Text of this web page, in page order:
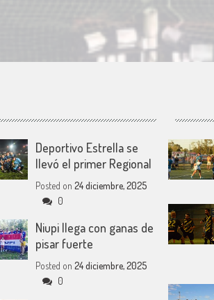
Deportivo Estrella se
llevó el primer Regional
Posted on 24 diciembre, 2025
0
Niupi llega con ganas de
pisar fuerte
Posted on 24 diciembre, 2025
0